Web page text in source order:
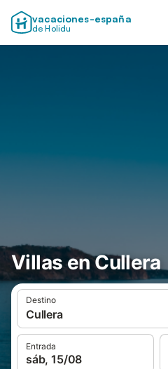
vacaciones-españa
de Holidu
Villas en Cullera
Destino
Cullera
Entrada
sáb, 15/08